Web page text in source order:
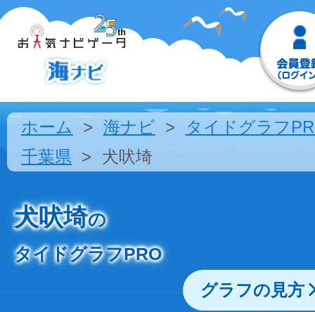
ホーム 海ナビ
タイドグラフ
千葉県
犬吠埼
犬吠埼の
タイドグラフPRO
グラフの見方